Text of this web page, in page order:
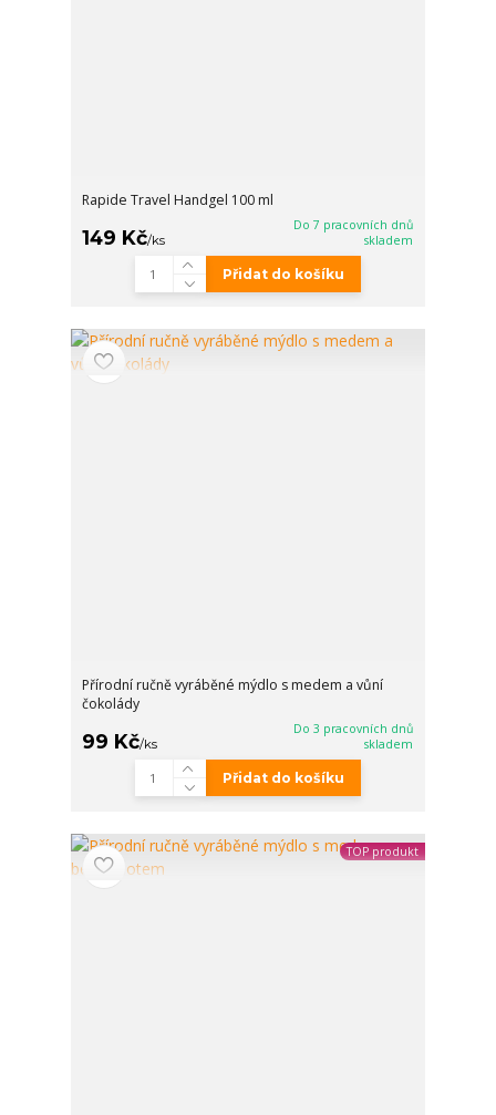
Rapide Travel Handgel 100 ml
149 Kč/ks
Do 7 pracovních dnů
skladem
Přidat do košíku
Přírodní ručně vyráběné mýdlo s medem a vůní
čokolády
99 Kč/ks
Do 3 pracovních dnů
skladem
Přidat do košíku
TOP produkt